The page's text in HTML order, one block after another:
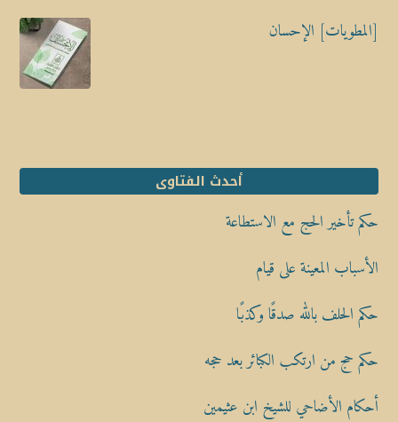
[المطويات] الإحسان
أحدث الفتاوى
حكم تأخير الحج مع الاستطاعة
الأسباب المعينة على قيام
حكم الحلف بالله صدقًا وكذبًا
حكم حج من ارتكب الكبائر بعد حجه
أحكام الأضاحي للشيخ ابن عثيمين